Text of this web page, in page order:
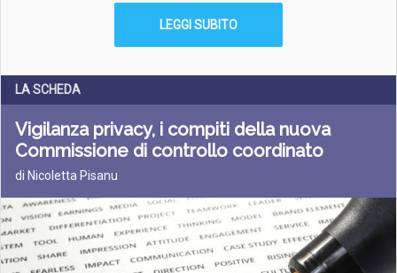
LEGGI SUBITO
LA SCHEDA
Vigilanza privacy, i compiti della nuova
Commissione di controllo coordinato
di Nicoletta Pisanu